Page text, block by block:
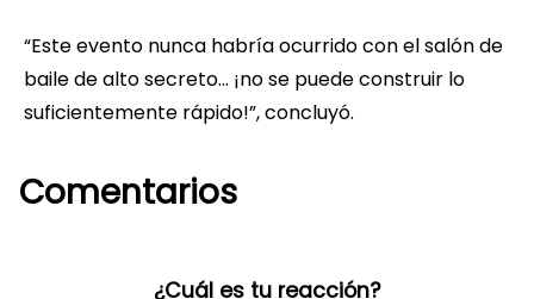
“Este evento nunca habría ocurrido con el salón de
baile de alto secreto… ¡no se puede construir lo
suficientemente rápido!”, concluyó.
Comentarios